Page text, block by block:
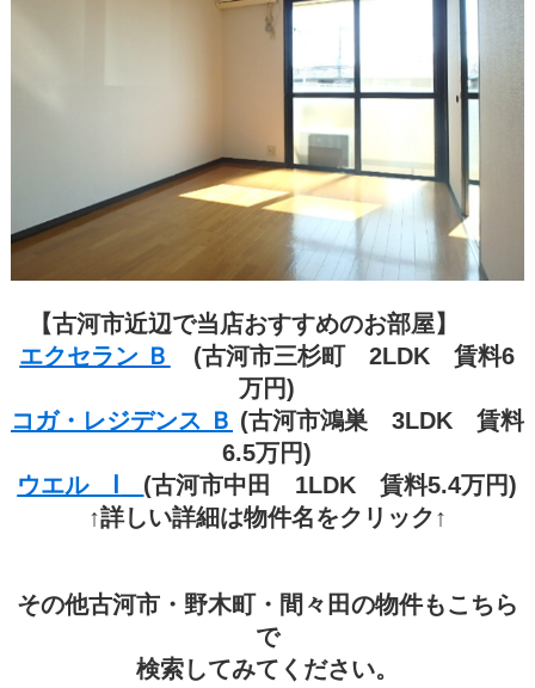
【古河市近辺で当店おすすめのお部屋】
エクセラン Ｂ
(古河市三杉町 2LDK 賃料6
万円)
コガ・レジデンス Ｂ (古河市鴻巣 3LDK 賃料
6.5万円)
ウエル Ⅰ
(古河市中田 1LDK 賃料5.4万円)
↑詳しい詳細は物件名をクリック↑
その他古河市・野木町・間々田の物件もこちら
で
検索してみてください。